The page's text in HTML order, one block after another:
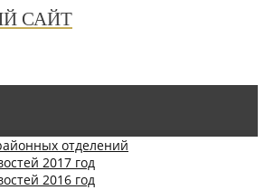
САЙТ
отделений
2017 год
2016 год